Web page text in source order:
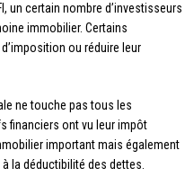
un certain nombre d’investisseurs
immobilier. Certains
ou réduire leur
ne touche pas tous les
financiers ont vu leur impôt
important mais également
la déductibilité des dettes.